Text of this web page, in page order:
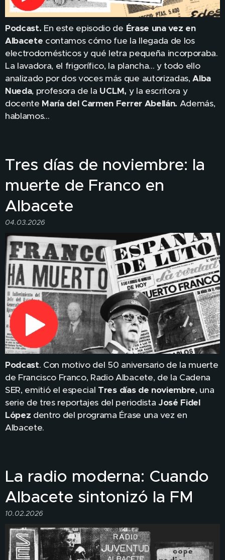
Podcast. En este episodio de Érase una vez en
Albacete contamos cómo fue la llegada de los
electrodomésticos y qué letra pequeña incorporaba.
La lavadora, el frigorífico, la plancha... y todo ello
analizado por dos voces más que autorizadas,Alba
Nueda, profesora de la UCLM, y la escritora y
docente María del Carmen Ferrer Abellán. Además,
hablamos...
Tres días de noviembre: la
muerte de Franco en
Albacete
04.03.2026
Podcast. Con motivo del 50 aniversario de la muerte
de Francisco Franco, Radio Albacete, de la Cadena
SER, emitió el especial Tres días de noviembre, una
serie de tres reportajes del periodista José Fidel
López dentro del programa Érase una vez en
Albacete.
La radio moderna: Cuando
Albacete sintonizó la FM
10.02.2026